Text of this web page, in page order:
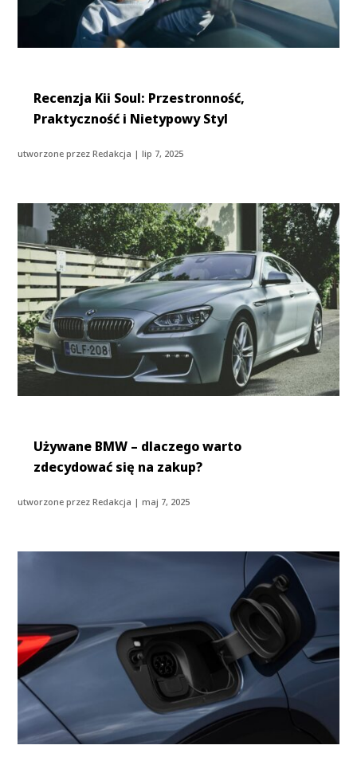
Recenzja Kii Soul: Przestronność,
Praktyczność i Nietypowy Styl
utworzone przezRedakcja |lip 7, 2025
Używane BMW – dlaczego warto
zdecydować się na zakup?
utworzone przezRedakcja |maj 7, 2025